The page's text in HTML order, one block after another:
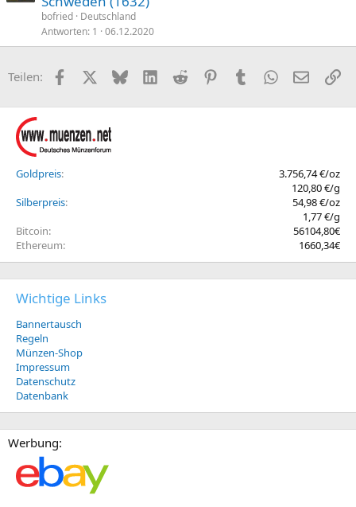
bofried Deutschland
Antworten 1 06.12.2020
Teilen: FacebookX (Twitter)
BlueskyLinkedIn
Reddit PinterestTumblr WhatsApp
E-Mail
Goldpreis
3.756,74 €/oz
120,80 €/g
Silberpreis
54,98 €/oz
1,77 €/g
Bitcoin
56104,80€
Ethereum
1660,34€
Wichtige Links
Bannertausch
Regeln
Münzen-Shop
Impressum
Datenschutz
Datenbank
Werbung: